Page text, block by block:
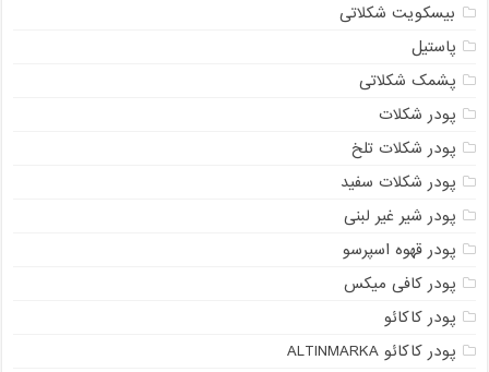
بیسکویت شکلاتی
پاستیل
پشمک شکلاتی
پودر شکلات
پودر شکلات تلخ
پودر شکلات سفید
پودر شیر غیر لبنی
پودر قهوه اسپرسو
پودر کافی میکس
پودر کاکائو
پودر کاکائو ALTINMARKA